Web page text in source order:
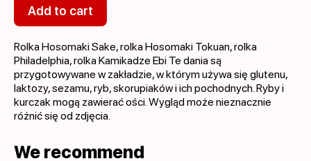
Add to cart
Rolka Hosomaki Sake, rolka Hosomaki Tokuan, rolka
Philadelphia, rolka Kamikadze Ebi Te dania są
przygotowywane w zakładzie, w którym używa się glutenu,
laktozy, sezamu, ryb, skorupiaków i ich pochodnych. Ryby i
kurczak mogą zawierać ości. Wygląd może nieznacznie
różnić się od zdjęcia.
We recommend